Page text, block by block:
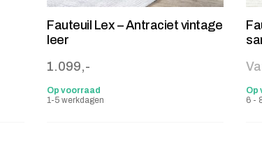
Fauteuil Lex – Antraciet vintage
leer
1.099,-
Op voorraad
1-5 werkdagen
Op
6 -